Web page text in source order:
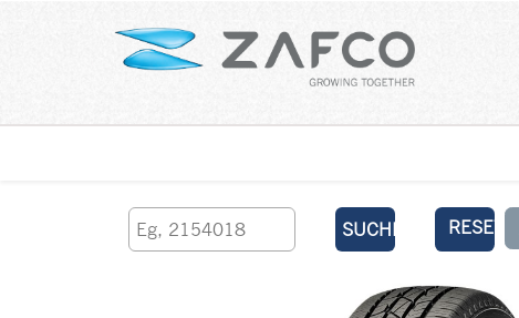
SUCHEN RESET